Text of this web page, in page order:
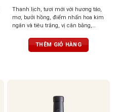
Thanh lịch, tươi mới với hương táo,
mơ, bưởi hồng, điểm nhấn hoa kim
ngân và tiêu trắng, vị cân bằng,
THÊM GIỎ HÀNG